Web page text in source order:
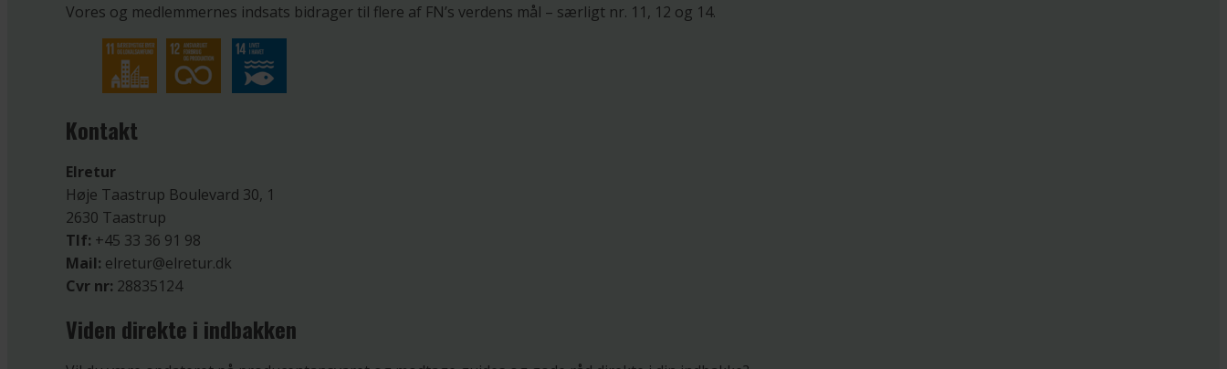
Vores og medlemmernes indsats bidrager til flere af FN’s verdens mål – særligt nr. 11, 12 og 14.
Kontakt
Elretur
Høje Taastrup Boulevard 30, 1
2630 Taastrup
Tlf: +45 33 36 91 98
Mail: elretur@elretur.dk
Cvr nr: 28835124
Viden direkte i indbakken